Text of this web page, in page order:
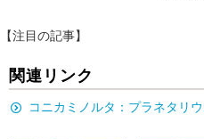
【注目の記事】
関連リンク
コニカミノルタ：プラネタ